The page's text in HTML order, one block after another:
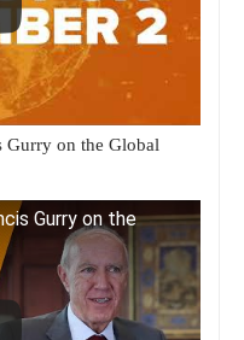
Gurry on the Global
Gurry on the